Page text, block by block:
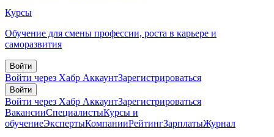
Курсы
Обучение для смены профессии, роста в карьере и
саморазвития
Войти
Войти через Хабр АккаунтЗарегистрироваться
Войти
Войти через Хабр АккаунтЗарегистрироваться
ВакансииСпециалистыКурсы и
обучениеЭкспертыКомпанииРейтингЗарплатыЖурнал